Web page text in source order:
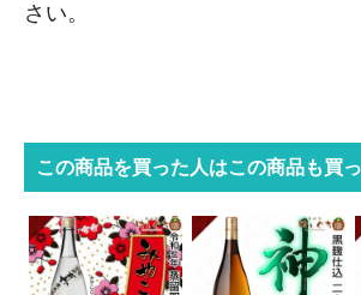
さい。
この商品を買った人はこの商品も買